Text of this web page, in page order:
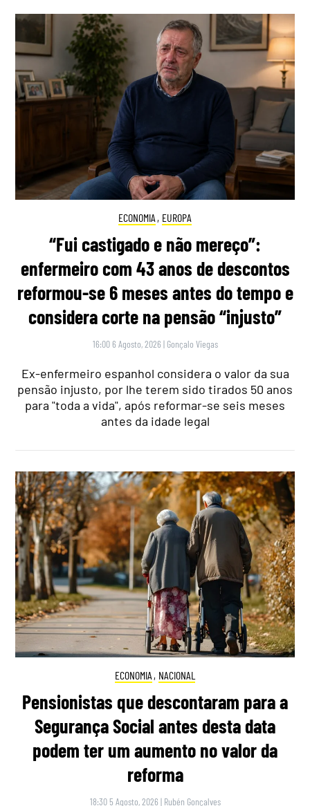
ECONOMIA , EUROPA
“Fui castigado e não mereço”:
enfermeiro com 43 anos de descontos
reformou-se 6 meses antes do tempo e
considera corte na pensão “injusto”
16:00 6 Agosto, 2026 | Gonçalo Viegas
Ex-enfermeiro espanhol considera o valor da sua
pensão injusto, por lhe terem sido tirados 50 anos
para "toda a vida", após reformar-se seis meses
antes da idade legal
ECONOMIA , NACIONAL
Pensionistas que descontaram para a
Segurança Social antes desta data
podem ter um aumento no valor da
reforma
18:30 5 Agosto, 2026 | Rubén Gonçalves